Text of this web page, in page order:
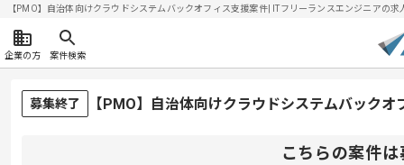
【PMO】自治体向けクラウドシステムバックオフィス支援案件| ITフリーランスエンジニアの
企業の方 案件検索
募集終了 【PMO】自治体向けクラウドシステムバック
こちらの案件